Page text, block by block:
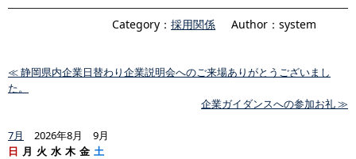
Category： 採用関係 Author：system
≪ 静岡県内企業日替わり企業説明会へのご来場ありがとうございまし
た。
企業ガイダンスへの参加お礼 ≫
7月
2026年8月 9月
日 月 火 水 木 金 土